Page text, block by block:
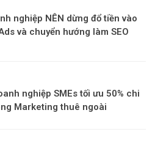
nghiệp NÊN dừng đổ tiền vào
và chuyển hướng làm SEO
nghiệp SMEs tối ưu 50% chi
Marketing thuê ngoài